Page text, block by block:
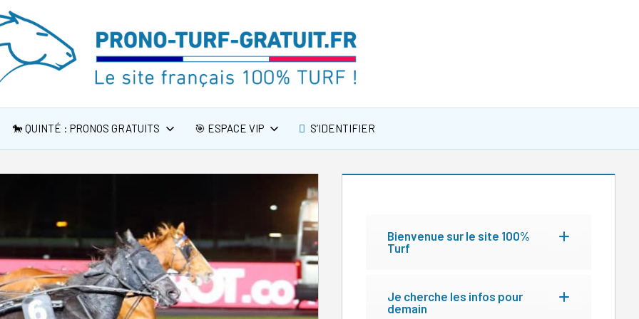
🐎 QUINTÉ : PRONOS GRATUITS 🎯 ESPACE VIP S’IDENTIFIER
Bienvenue sur le site 100%
Turf
Je cherche les infos pour
demain